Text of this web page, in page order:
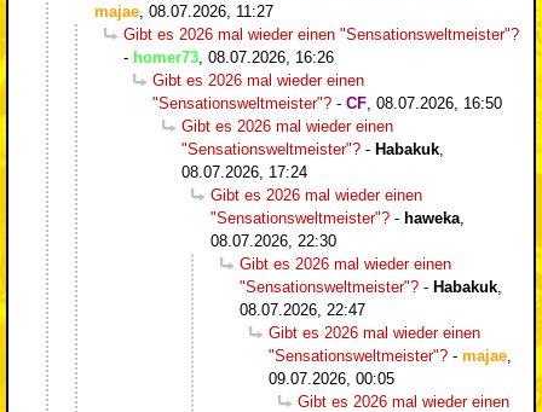
majae 08.07.2026, 11:27
Gibt es 2026 mal wieder einen "Sensationsweltmeister"?
- homer73 08.07.2026, 16:26
Gibt es 2026 mal wieder einen
"Sensationsweltmeister"? - CF 08.07.2026, 16:50
Gibt es 2026 mal wieder einen
"Sensationsweltmeister"? - Habakuk
08.07.2026, 17:24
Gibt es 2026 mal wieder einen
"Sensationsweltmeister"? - haweka
08.07.2026, 22:30
Gibt es 2026 mal wieder einen
"Sensationsweltmeister"? - Habakuk
08.07.2026, 22:47
Gibt es 2026 mal wieder einen
"Sensationsweltmeister"? - majae
09.07.2026, 00:05
Gibt es 2026 mal wieder einen